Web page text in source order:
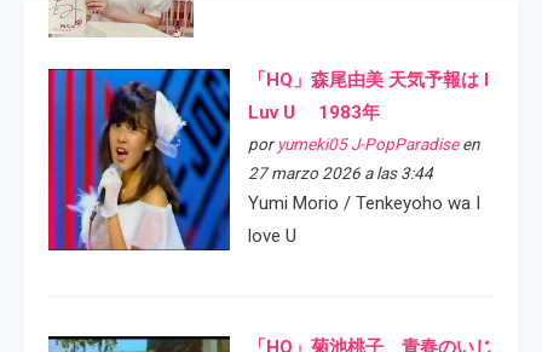
「HQ」森尾由美 天気予報は I
Luv U 1983年
por yumeki05 J-PopParadiseen
27 marzo 2026 a las 3:44
Yumi Morio / Tenkeyoho wa I
love U
「HQ」菊池桃子 青春のいじ